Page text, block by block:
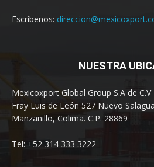
Escríbenos:
NUESTRA
Mexicoxport Global Group S.A de C.V
Fray Luis de León 527 Nuevo
Manzanillo, Colima. C.P. 28869
Tel: +52 314 333 3222